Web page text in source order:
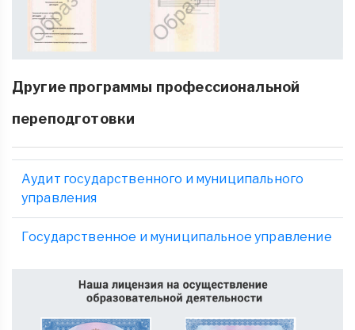
Другие программы профессиональной
переподготовки
Аудит государственного и муниципального
управления
Государственное и муниципальное управление